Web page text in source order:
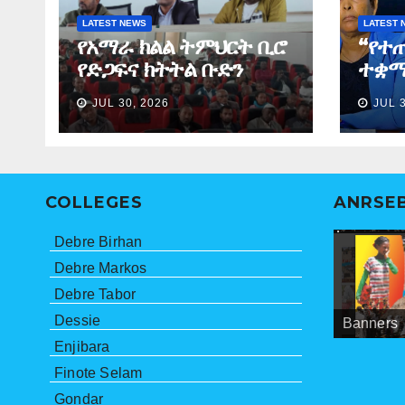
LATEST NEWS
የአማራ ክልል ትምህርት ቢሮ
የድጋፍና ክትትል ቡድን
የማጠቃለያ ግብረ መልስ ሰጠ
JUL 30, 2026
LATEST
JUL
COLLEGES
Debre Birhan
Debre Markos
Debre Tabor
Dessie
Enjibara
Finote Selam
Gondar
Banners
Meetings